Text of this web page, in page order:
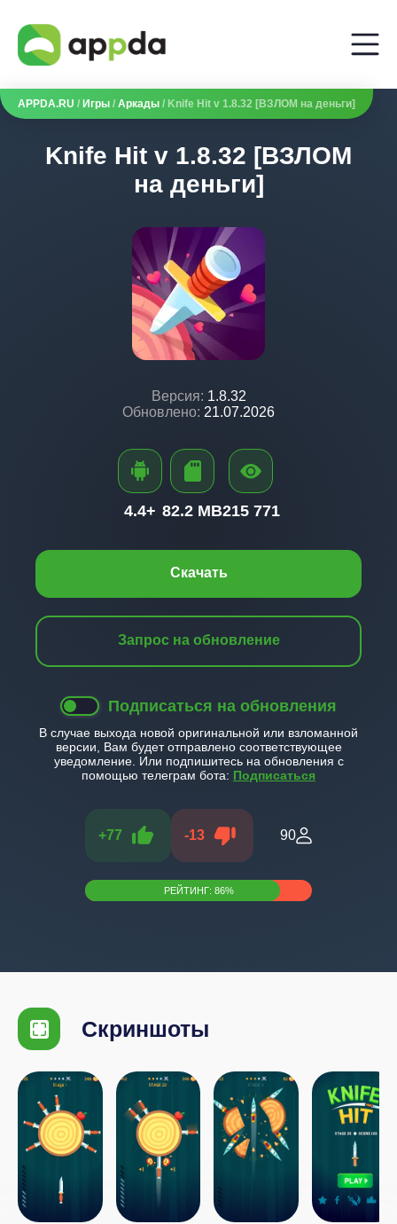
APPDA.RU / Игры / Аркады / Knife Hit v 1.8.32 [ВЗЛОМ на деньги]
Knife Hit v 1.8.32 [ВЗЛОМ
на деньги]
Версия: 1.8.32
Обновлено: 21.07.2026
Скачать
Запрос на обновление
Подписаться на обновления
В случае выхода новой оригинальной или взломанной
версии, Вам будет отправлено соответствующее
уведомление. Или подпишитесь на обновления с
помощью телеграм бота: Подписаться
+77 -13 90
РЕЙТИНГ: 86%
4.4+ 82.2 MB215 771
Скриншоты